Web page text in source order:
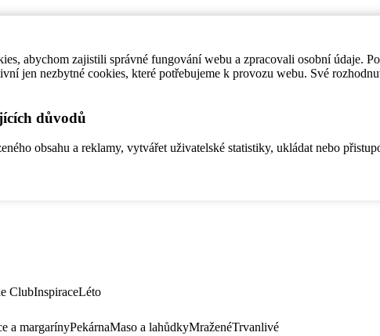
abychom zajistili správné fungování webu a zpracovali osobní údaje.
jen nezbytné cookies, které potřebujeme k provozu webu. Své
důvodů
obsahu a reklamy, vytvářet uživatelské statistiky, ukládat nebo
ClubInspiraceLéto
a margarínyPekárnaMaso a lahůdkyMraženéTrvanlivé